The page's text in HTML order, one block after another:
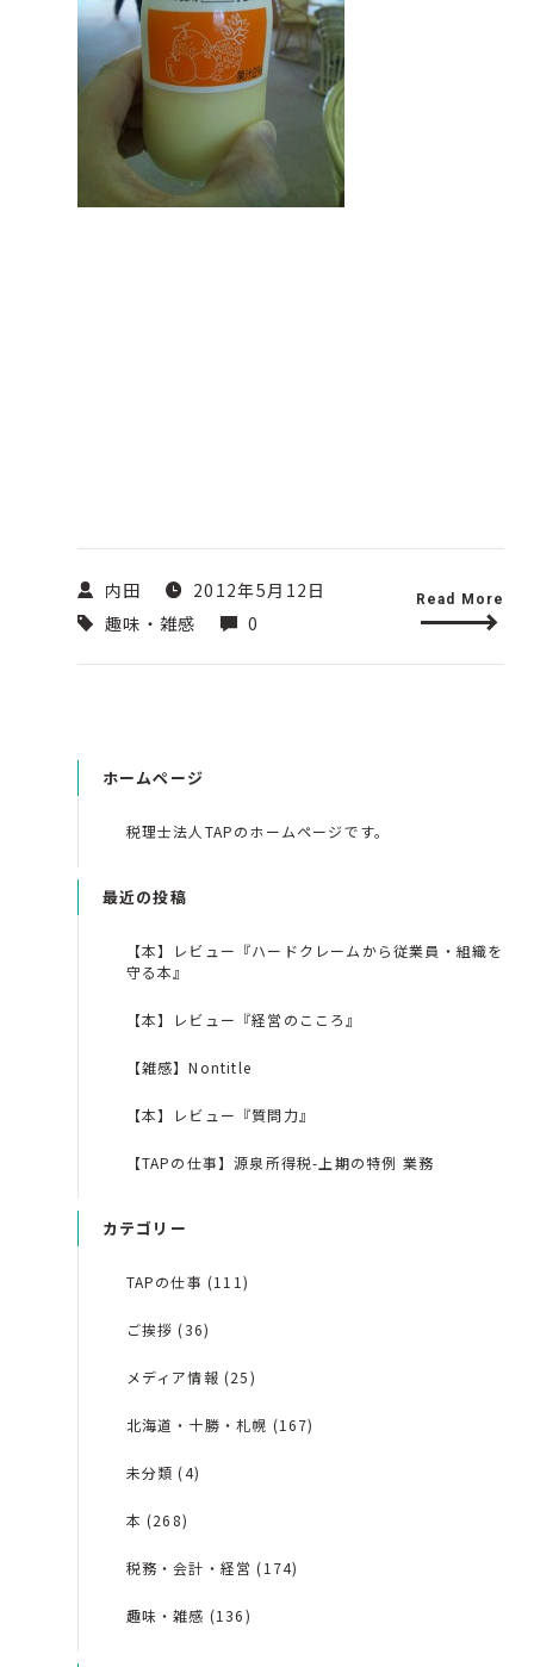
内田
2012年5月12日
趣味・雑感
0
Read More
ホームページ
税理士法人TAPのホームページです。
最近の投稿
【本】レビュー『ハードクレームから従業員・組織を
守る本』
【本】レビュー『経営のこころ』
【雑感】Nontitle
【本】レビュー『質問力』
【TAPの仕事】源泉所得税-上期の特例 業務
カテゴリー
TAPの仕事 (111)
ご挨拶 (36)
メディア情報 (25)
北海道・十勝・札幌 (167)
未分類 (4)
本 (268)
税務・会計・経営 (174)
趣味・雑感 (136)